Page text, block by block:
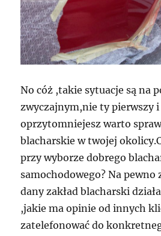
No cóż ,takie sytuacje są na
zwyczajnym,nie ty pierwszy
oprzytomniejesz warto
blacharskie w twojej
przy wyborze dobrego
samochodowego? Na pewno
dany zakład blacharski
,jakie ma opinie od innych
zatelefonować do